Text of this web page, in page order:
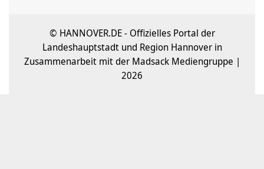
© HANNOVER.DE - Offizielles Portal der
Landeshauptstadt und Region Hannover in
Zusammenarbeit mit der Madsack Mediengruppe |
2026